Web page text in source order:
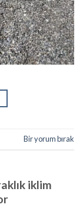
Bir yorum bırak
iklim